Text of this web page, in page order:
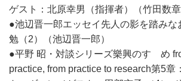
ゲスト：北原幸男（指揮者）（竹田数章
●池辺晋一郎エッセイ先人の影を踏みな
勉（2）（池辺晋一郎）
●平野 昭・対談シリーズ樂興のすゝめ
practice, from practice to research第5章